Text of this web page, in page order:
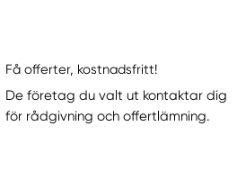
Få offerter, kostnadsfritt!
De företag du valt ut kontaktar dig
för rådgivning och offertlämning.